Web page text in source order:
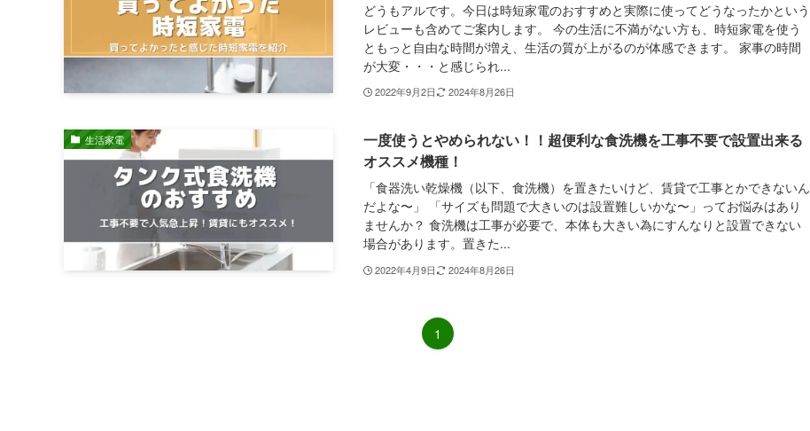
どうもアルです。今日は時短家電のおすすめと実際に使ってどうなったかという
レビューも含めてご案内します。 今の生活に不満がない方も、時短家電を使う
ともっと自由な時間が増え、生活の質が上がるのが体感できます。 家事の時間
が大変・・・と感じられ...
2022年9月2日 2024年8月26日
生活家電
一度使うとやめられない！！超便利な食洗機を工事不要で設置出来る
オススメ機種！
「食器洗い乾燥機（以下、食洗機）を置きたいけど、賃貸で工事とかできないん
だよな〜」 「サイズも問題で大きいのは設置難しいかな〜」ってお悩みはあり
ませんか？ 食洗機は工事が必要で、本体も大きい為にすんなりと設置できない
場合があります。置きた...
2022年4月9日 2024年8月26日
1